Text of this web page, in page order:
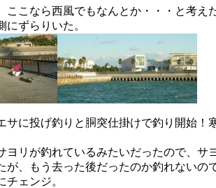
ここなら西風でもなんとか・・・と考え
にずらりいた。
サに投げ釣りと胴突仕掛けで釣り開始！
ヨリが釣れているみたいだったので、サ
が、もう去った後だったのか釣れないので
チェンジ。